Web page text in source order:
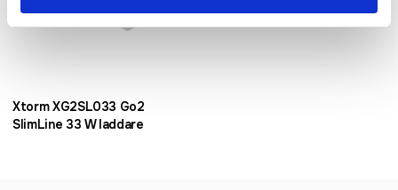
Xtorm XG2SL033 Go2
SlimLine 33 W laddare